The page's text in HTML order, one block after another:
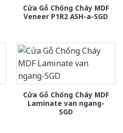
Cửa Gỗ Chống Cháy MDF
Veneer P1R2 ASH-a-SGD
Cửa Gỗ Chống Cháy MDF
Laminate van ngang-
SGD